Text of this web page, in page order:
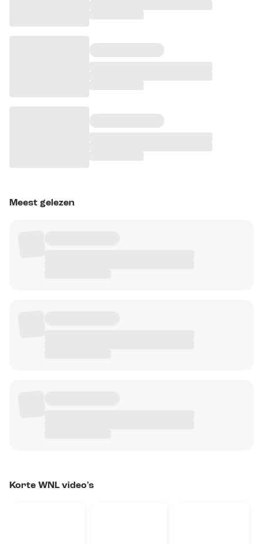
Meest gelezen
Korte WNL video's